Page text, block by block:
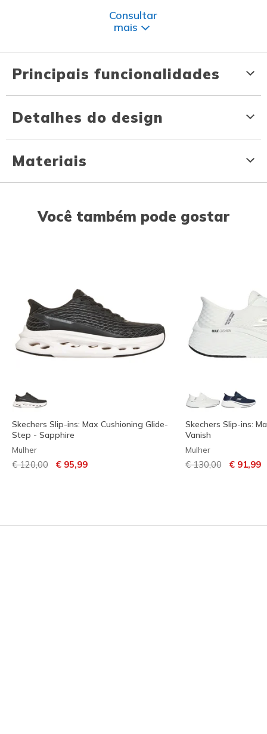
Consultar
mais
Principais funcionalidades
Detalhes do design
Materiais
Você também pode gostar
Skechers Slip-ins: Max Cushioning Glide-
Step - Sapphire
Mulher
Preço com desconto de
€ 120,00 para
€ 95,99
Skechers Slip-ins:
Vanish
Mulher
Preço com
€ 130,00para
€ 91,99